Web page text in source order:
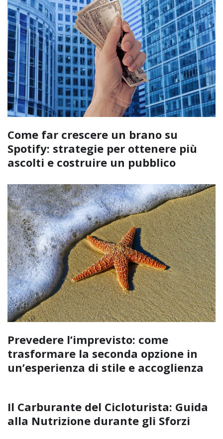
Come far crescere un brano su
Spotify: strategie per ottenere più
ascolti e costruire un pubblico
Prevedere l’imprevisto: come
trasformare la seconda opzione in
un’esperienza di stile e accoglienza
Il Carburante del Cicloturista: Guida
alla Nutrizione durante gli Sforzi